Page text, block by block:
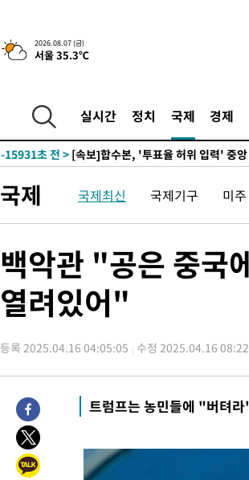
2026.08.07 (금)
서울 35.3℃
실시간 정치 국제 경제
-19093초 전 >민주 콩고 에볼라환자 4천명 돌파,
-18343초 전 >
-16050초 전 >
[속보]경찰·노동부, HL만도 평택사
-15931초 전 >
[속보]합수본, '투표율 허위 입력' 중
압수수색
-15686초 전 > [속보]원·달러 환율, 오전 9시
-15468초 전 >
[속보]코스닥, 5.95포인트(0.74%)
-15436초 전 >[속보]코스피, 6300선 재탈환
시리아 다마스쿠스 교외에서 미니버
태
-11899초 전 >입추에도 극한더위…서울 낮 39도 '폭
-6863초 전 >이란, 호르무즈서 "적국 목표물들"과
례 큰 폭발음
-5578초 전 >[속보]美, 폴리실리콘 수입 규제…파생
-1429초 전 >
[속보] 뉴욕증시, 일제 하락 마감…나스
-30162초 전 >[속보]국힘 윤리위, '돌려차기 발언'
-25487초 전 > [속보] 7월 중국 수출 23.9%↑ 수입
25.3%↑
-22647초 전 >
-22513초 전 >
[속보]종합특검, '관저이전 봐주기 감
-19113초 전 >
민주 콩고 에볼라환자 4천명 돌파,
국제 국제최신 국제기구 미주
백악관 "공은 중국
열려있어"
등록 2025.04.16 04:05:05 수정 2025.04.16
트럼프는 농민들에 "버텨